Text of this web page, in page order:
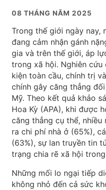
08 THÁNG NĂM 2025
Trong thế giới ngày nay,
đang cảm nhận gánh
gia và trên thế giới, áp
trong xã hội. Nghiên
kiện toàn cầu, chính trị
chính gây căng thẳng
Mỹ. Theo kết quả khảo
Hoa Kỳ (APA), khi được
căng thẳng cụ thể,
ra chi phí nhà ở (65%),
(63%), sự lan truyền tin
trạng chia rẽ xã hội
Những mối lo ngại tiếp
không nhỏ đến cả sức